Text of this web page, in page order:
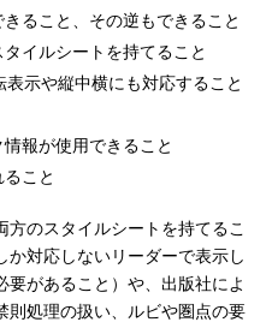
ること、その逆もできること
イルシートを持てること
示や縦中横にも対応すること
報が使用できること
こと
のスタイルシートを持てるこ
か対応しないリーダーで表示し
があること）や、出版社によ
則処理の扱い、ルビや圏点の要